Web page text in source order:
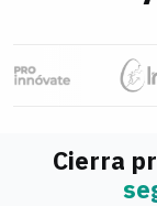
Cierra